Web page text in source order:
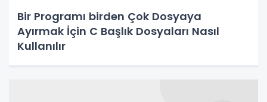
Bir Programı birden Çok Dosyaya
Ayırmak İçin C Başlık Dosyaları Nasıl
Kullanılır